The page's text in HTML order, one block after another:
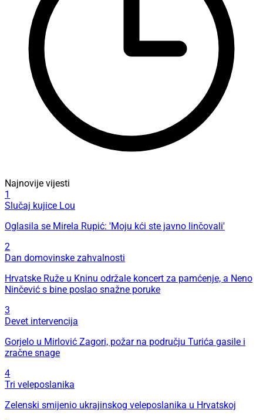
Najnovije vijesti
1
Slučaj kujice Lou
Oglasila se Mirela Rupić: 'Moju kći ste javno linčovali'
2
Dan domovinske zahvalnosti
Hrvatske Ruže u Kninu održale koncert za pamćenje, a Neno
Ninčević s bine poslao snažne poruke
3
Devet intervencija
Gorjelo u Mirlović Zagori, požar na području Turića gasile i
zračne snage
4
Tri veleposlanika
Zelenski smijenio ukrajinskog veleposlanika u Hrvatskoj